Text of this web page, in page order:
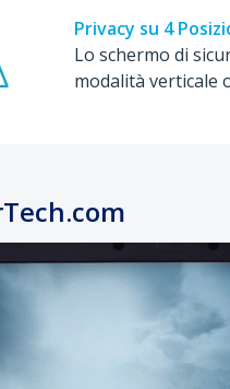
Privacy su 4
Lo schermo di
modalità verticale